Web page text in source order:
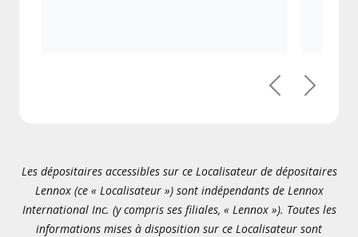
PrécédentSuivant
Les dépositaires accessibles sur ce Localisateur de dépositaires
Lennox (ce « Localisateur ») sont indépendants de Lennox
International Inc. (y compris ses filiales, « Lennox »). Toutes les
informations mises à disposition sur ce Localisateur sont